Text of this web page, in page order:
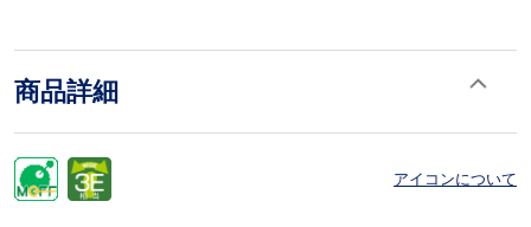
商品詳細
アイコンについて